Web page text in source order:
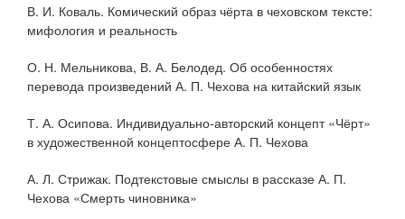
В. И. Коваль. Комический образ чёрта в чеховском тексте:
мифология и реальность
О. Н. Мельникова, В. А. Белодед. Об особенностях
перевода произведений А. П. Чехова на китайский язык
Т. А. Осипова. Индивидуально-авторский концепт «Чёрт»
в художественной концептосфере А. П. Чехова
А. Л. Стрижак. Подтекстовые смыслы в рассказе А. П.
Чехова «Смерть чиновника»